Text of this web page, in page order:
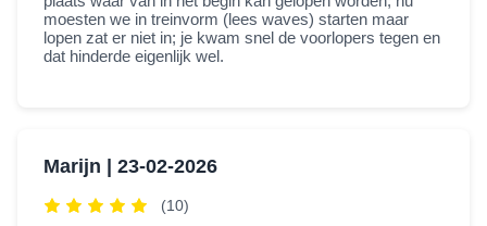
moesten we in treinvorm (lees waves) starten maar
lopen zat er niet in; je kwam snel de voorlopers tegen en
dat hinderde eigenlijk wel.
Marijn | 23-02-2026
(10)